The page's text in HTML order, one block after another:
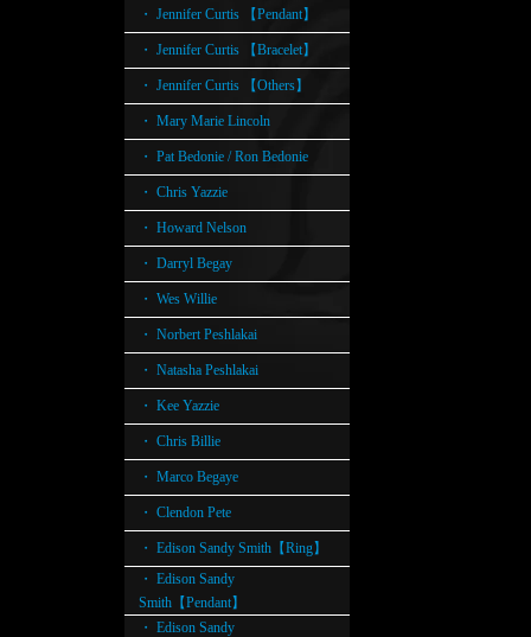
・ Jennifer Curtis 【Pendant】
・ Jennifer Curtis 【Bracelet】
・ Jennifer Curtis 【Others】
・ Mary Marie Lincoln
・ Pat Bedonie / Ron Bedonie
・ Chris Yazzie
・ Howard Nelson
・ Darryl Begay
・ Wes Willie
・ Norbert Peshlakai
・ Natasha Peshlakai
・ Kee Yazzie
・ Chris Billie
・ Marco Begaye
・ Clendon Pete
・ Edison Sandy Smith【Ring】
・ Edison Sandy
Smith【Pendant】
・ Edison Sandy